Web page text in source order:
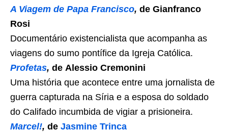
A Viagem de Papa Francisco, de Gianfranco
Rosi
Documentário existencialista que acompanha as
viagens do sumo pontífice da Igreja Católica.
Profetas, de Alessio Cremonini
Uma história que acontece entre uma jornalista de
guerra capturada na Síria e a esposa do soldado
do Califado incumbida de vigiar a prisioneira.
Marcel!, de Jasmine Trinca